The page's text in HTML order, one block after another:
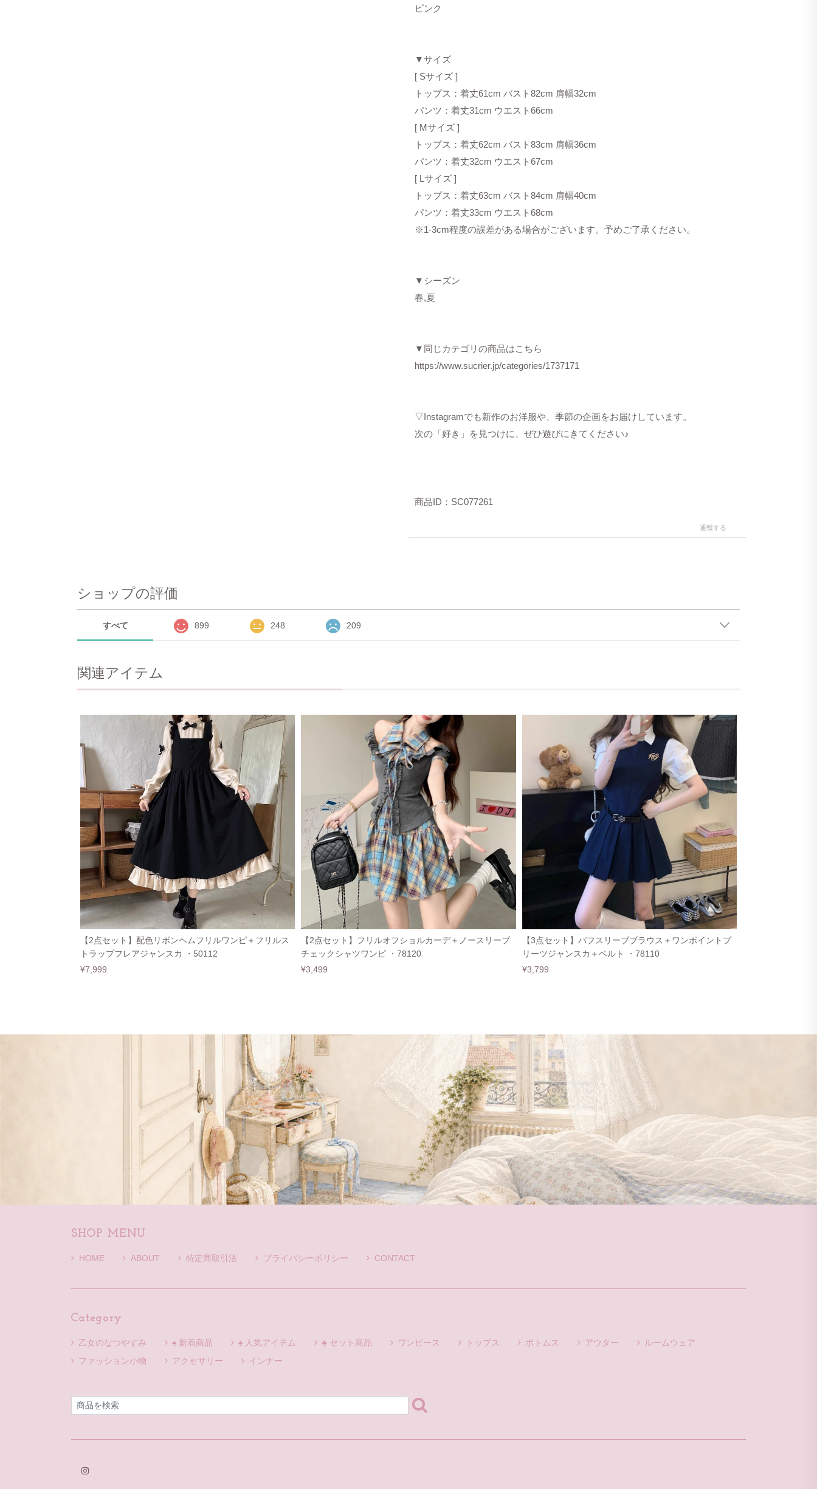
ピンク
▼サイズ
[ Sサイズ ]
トップス：着丈61cm バスト82cm 肩幅32cm
パンツ：着丈31cm ウエスト66cm
[ Mサイズ ]
トップス：着丈62cm バスト83cm 肩幅36cm
パンツ：着丈32cm ウエスト67cm
[ Lサイズ ]
トップス：着丈63cm バスト84cm 肩幅40cm
パンツ：着丈33cm ウエスト68cm
※1-3cm程度の誤差がある場合がございます。予めご了承ください。
▼シーズン
春,夏
▼同じカテゴリの商品はこちら
https://www.sucrier.jp/categories/1737171
▽Instagramでも新作のお洋服や、季節の企画をお届けしています。
次の「好き」を見つけに、ぜひ遊びにきてください♪
商品ID：SC077261
通報する
ショップの評価
すべて 899 248 209
関連アイテム
【2点セット】配色リボンヘムフリルワンピ＋フリルス
トラップフレアジャンスカ ・50112
¥7,999
【2点セット】フリルオフショルカーデ＋ノースリーブ
チェックシャツワンピ ・78120
¥3,499
【3点セット】パフスリーブブラウス＋ワンポイントプ
リーツジャンスカ＋ベルト ・78110
¥3,799
SHOP MENU
HOME ABOUT 特定商取引法 プライバシーポリシー CONTACT
Category
乙女のなつやすみ ♠ 新着商品 ♠ 人気アイテム ♣ セット商品 ワンピース トップス ボトムス アウター
ルームウェア
ファッション小物
アクセサリー インナー